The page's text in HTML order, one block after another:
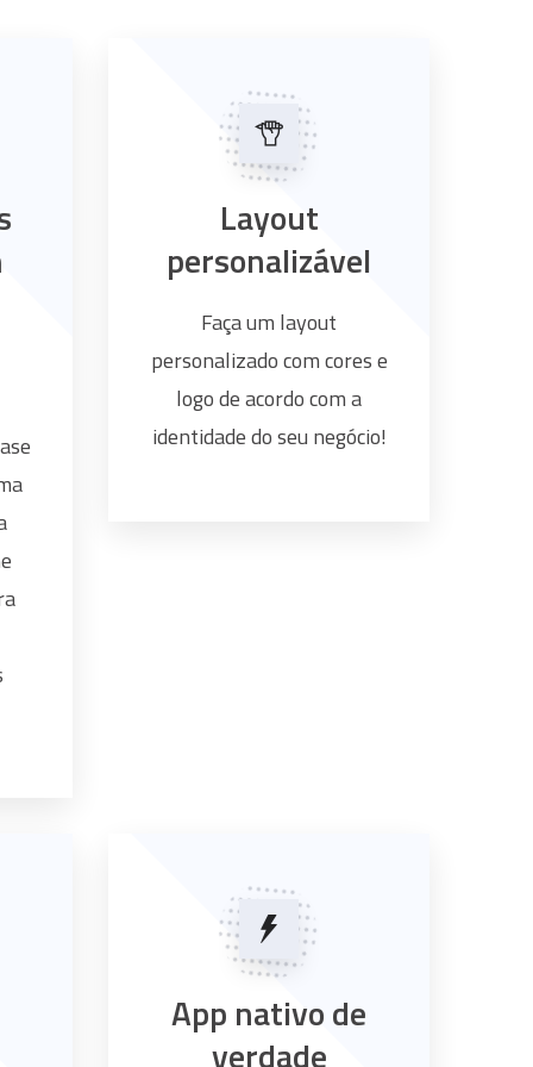
Layout
personalizável
Faça um layout
personalizado com cores e
logo de acordo com a
identidade do seu negócio!
App nativo de
verdade